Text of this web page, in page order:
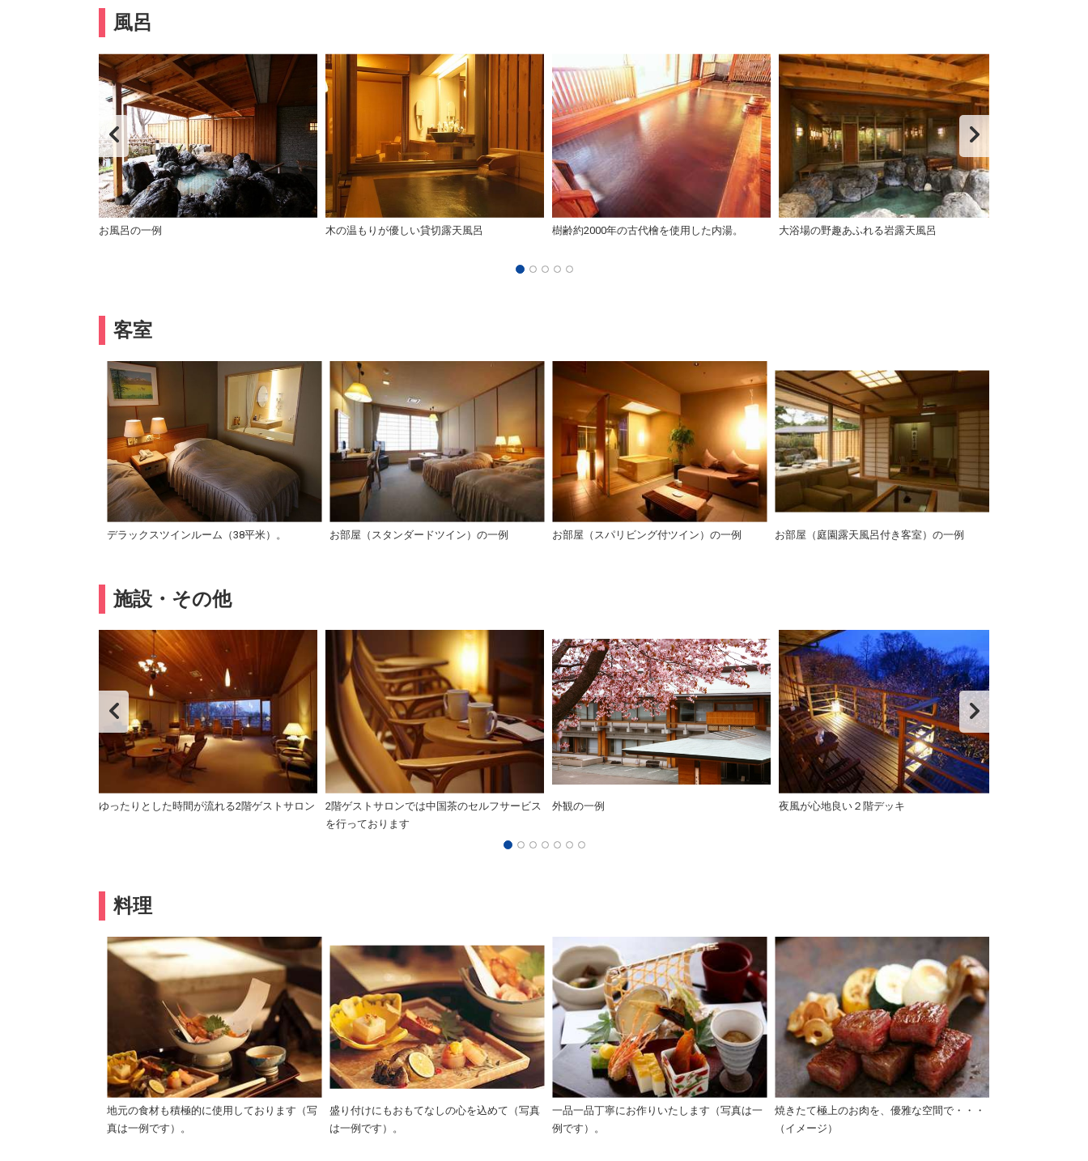
風呂
お風呂の一例 木の温もりが優しい貸切露天風呂 樹齢約2000年の古代檜を使用した内湯。 大浴場の野趣あふれる岩露天風呂
客室
デラックスツインルーム（38平米）。 お部屋（スタンダードツイン）の一例 お部屋（スパリビング付ツイン）の一例 お部屋（庭園露天風呂付き客室）の一例
施設・その他
ゆったりとした時間が流れる2階ゲストサロン
2階ゲストサロンでは中国茶のセルフサービス
を行っております
外観の一例 夜風が心地良い２階デッキ
料理
地元の食材も積極的に使用しております（写
真は一例です）。
盛り付けにもおもてなしの心を込めて（写真
は一例です）。
一品一品丁寧にお作りいたします（写真は一
例です）。
焼きたて極上のお肉を、優雅な空間で・・・
（イメージ）